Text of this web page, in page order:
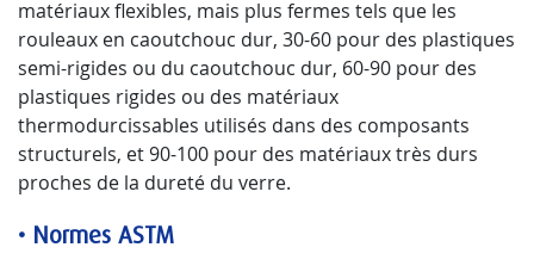
matériaux flexibles, mais plus fermes tels que les
rouleaux en caoutchouc dur, 30-60 pour des plastiques
semi-rigides ou du caoutchouc dur, 60-90 pour des
plastiques rigides ou des matériaux
thermodurcissables utilisés dans des composants
structurels, et 90-100 pour des matériaux très durs
proches de la dureté du verre.
• Normes ASTM